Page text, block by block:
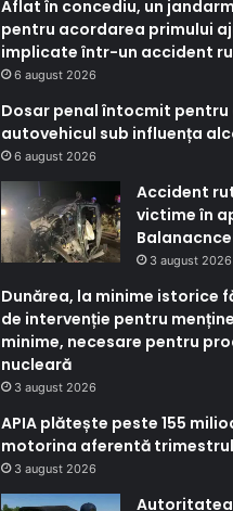
Aflat în concediu, un
pentru acordarea primului
implicate într-un accident
6 august 2026
Dosar penal întocmit pentru
autovehicul sub influența
6 august 2026
Accident
victime în
3 august 2026
Dunărea, la minime istorice
de intervenție pentru
minime, necesare pentru
nucleară
3 august 2026
APIA plătește peste 155
motorina aferentă
3 august 2026
Autoritatea